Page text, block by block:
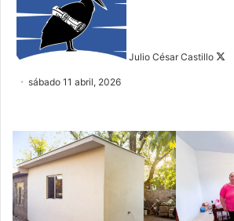
Julio César Castillo
sábado 11 abril, 2026